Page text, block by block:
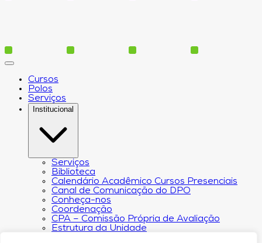
Cursos
Polos
Serviços
Institucional
Serviços
Biblioteca
Calendário Acadêmico Cursos Presenciais
Canal de Comunicação do DPO
Conheça-nos
Coordenação
CPA – Comissão Própria de Avaliação
Estrutura da Unidade